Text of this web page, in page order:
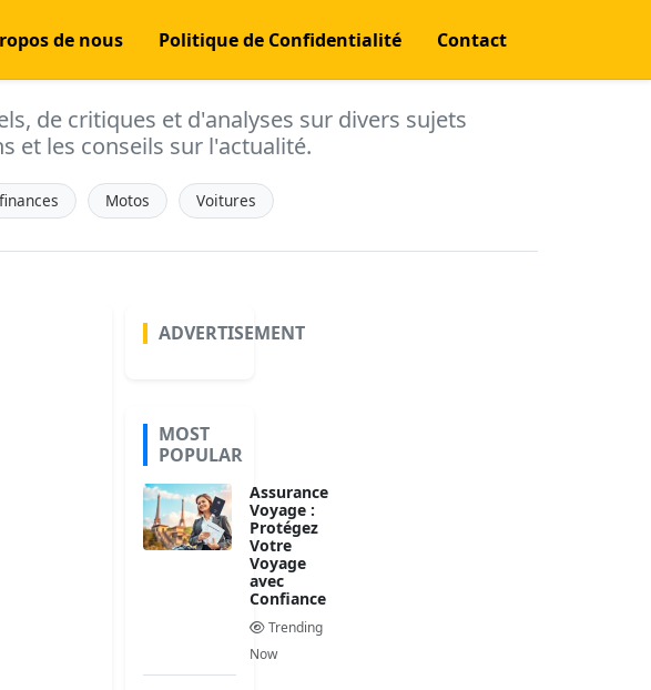
de nous Politique de Confidentialité Contact
de critiques et d'analyses sur divers sujets
et les conseils sur l'actualité.
finances Motos Voitures
ADVERTISEMENT
MOST
POPULAR
Assurance
Voyage :
Protégez
Votre
Voyage
avec
Confiance
Trending
Now